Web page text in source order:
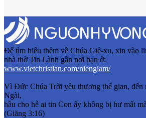
Để tìm hiểu thêm về Chúa Giê-xu, xin vào
nhà thờ Tin Lành gần nơi bạn ở:
www.vietchristian.com/niengiam/
Vì Đức Chúa Trời yêu thương thế gian, đến
Ngài,
hầu cho hễ ai tin Con ấy không bị hư mất
(Giăng 3:16)